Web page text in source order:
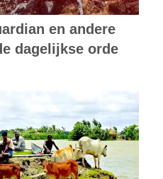
en andere
dagelijkse orde